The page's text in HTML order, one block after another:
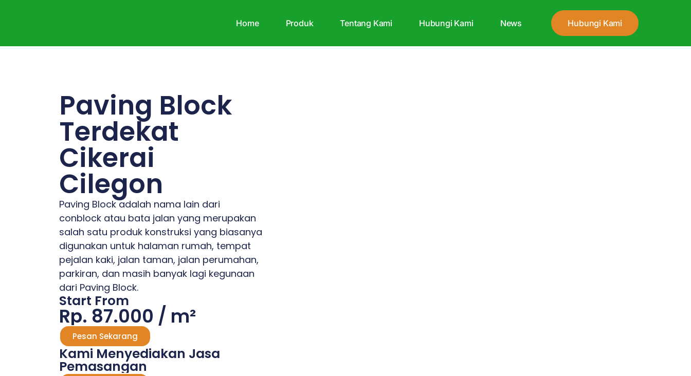
Home Produk Tentang Kami Hubungi Kami News Hubungi Kami
Paving Block
Terdekat
Cikerai
Cilegon
Paving Block adalah nama lain dari
conblock atau bata jalan yang merupakan
salah satu produk konstruksi yang biasanya
digunakan untuk halaman rumah, tempat
pejalan kaki, jalan taman, jalan perumahan,
parkiran, dan masih banyak lagi kegunaan
dari Paving Block.
Start From
Rp. 87.000 / m²
Pesan Sekarang
Kami Menyediakan Jasa
Pemasangan